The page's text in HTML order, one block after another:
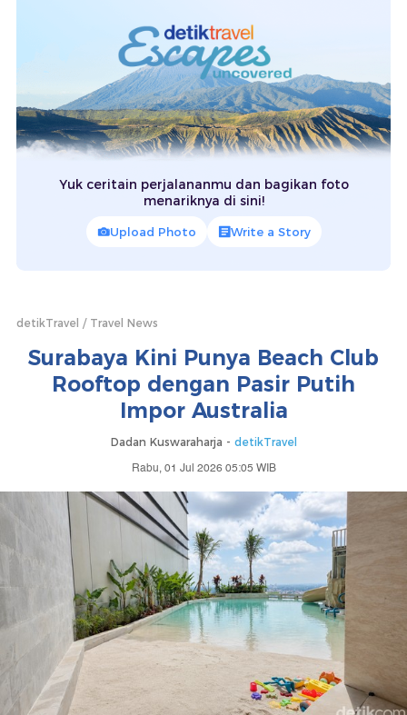
Yuk ceritain perjalananmu dan bagikan foto
menariknya di sini!
Upload Photo Write a Story
detikTravel Travel News
Surabaya Kini Punya Beach Club
Rooftop dengan Pasir Putih
Impor Australia
Dadan Kuswaraharja - detikTravel
Rabu, 01 Jul 2026 05:05 WIB